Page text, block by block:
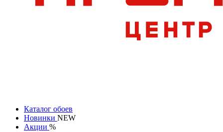
Каталог обоев
Новинки NEW
Акции %